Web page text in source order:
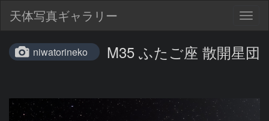
天体写真ギャラリー
niwatorineko M35 ふたご座 散開星団